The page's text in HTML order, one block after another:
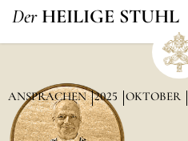
Der HEILIGE STUHL
ANSPRACHEN 2025 OKTOBER